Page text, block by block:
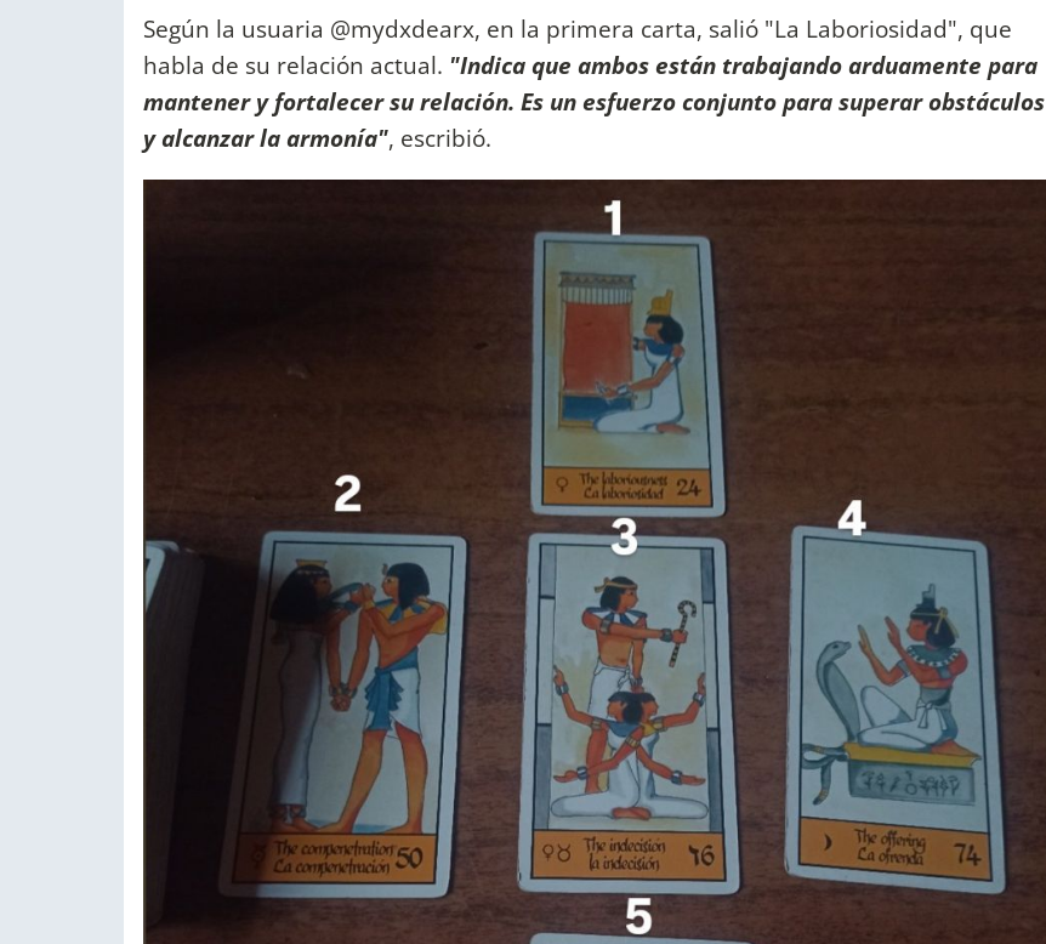
Según la usuaria @mydxdearx, en la primera carta, salió "La Laboriosidad", que
habla de su relación actual. "Indica que ambos están trabajando arduamente para
mantener y fortalecer su relación. Es un esfuerzo conjunto para superar obstáculos
y alcanzar la armonía", escribió.